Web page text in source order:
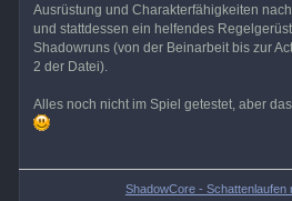
Ausrüstung und Charakterfähigkeiten
und stattdessen ein helfendes
Shadowruns (von der Beinarbeit bis zur
2 der Datei).
Alles noch nicht im Spiel getestet, aber
ShadowCore - Schattenlaufen